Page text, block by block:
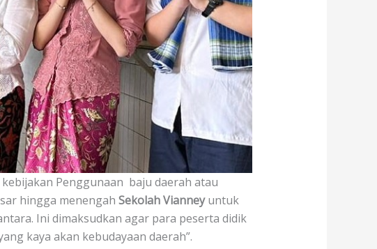
Penggunaan baju daerah atau
hingga menengah Sekolah Vianneyuntuk
Ini dimaksudkan agar para peserta didik
kaya akan kebudayaan daerah”.